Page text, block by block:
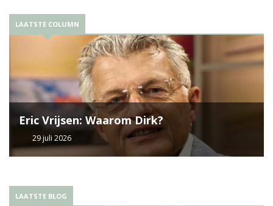
LAATSTE COLUMN
Eric Vrijsen: Waarom Dirk?
29 juli 2026
LAATSTE BLOG